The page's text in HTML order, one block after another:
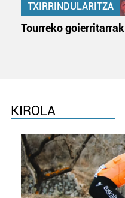
TXIRRINDULARITZA
Tourreko goierritarrak
KIROLA